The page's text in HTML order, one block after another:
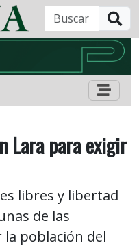
Lara para exigir
libres y libertad
de las
la población del